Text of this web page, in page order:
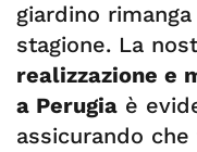
giardino
stagione. La
realizzazione e
a Perugia è
assicurando